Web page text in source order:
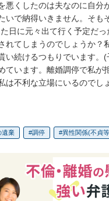
悪くしたのは夫なのに自分
いで納得いきません。そ
日に元々出て行く予定だ
れてしまうのでしょうか
い続けるつもりでいます
ています。離婚調停で私
は不利な立場にいるのでし
遺棄 調停 異性関係(不貞